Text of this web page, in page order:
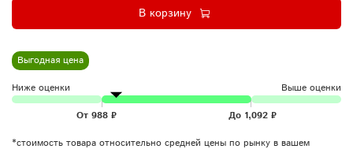
В корзину
Выгодная цена
Ниже оценки Выше оценки
*стоимость товара относительно средней цены по рынку в вашем